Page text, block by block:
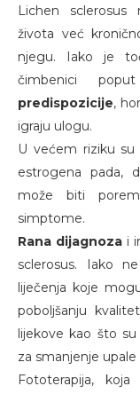
Lichen
života već
njegu. Iako je
čimbenici
predispozicije,
igraju ulogu.
U većem riziku su
estrogena pada,
može biti
simptome.
Rana dijagnoza i
sclerosus. Iako
liječenja koje
poboljšanju
lijekove kao što
za smanjenje upale
Fototerapija,